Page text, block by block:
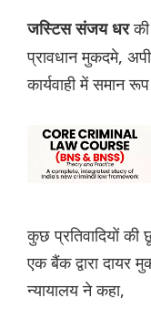
जस्टिस संजय धर
प्रावधान मुकदमे,
कार्यवाही में समान
कुछ प्रतिवादियों
एक बैंक द्वारा दायर
न्यायालय ने कहा,